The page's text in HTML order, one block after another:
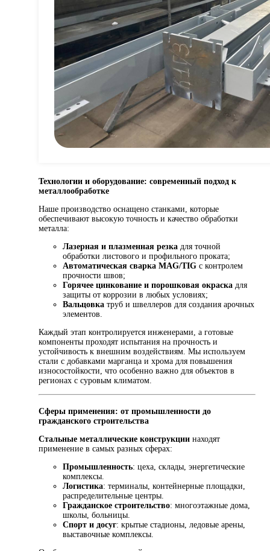
Технологии и оборудование: современный подход к
металлообработке
Наше производство оснащено станками, которые
обеспечивают высокую точность и качество обработки
металла:
Лазерная и плазменная резка для точной
обработки листового и профильного проката;
Автоматическая сварка MAG/TIG с контролем
прочности швов;
Горячее цинкование и порошковая окраска для
защиты от коррозии в любых условиях;
Вальцовка труб и швеллеров для создания арочных
элементов.
Каждый этап контролируется инженерами, а готовые
компоненты проходят испытания на прочность и
устойчивость к внешним воздействиям. Мы используем
стали с добавками марганца и хрома для повышения
износостойкости, что особенно важно для объектов в
регионах с суровым климатом.
Сферы применения: от промышленности до
гражданского строительства
Стальные металлические конструкции находят
применение в самых разных сферах:
Промышленность: цеха, склады, энергетические
комплексы.
Логистика: терминалы, контейнерные площадки,
распределительные центры.
Гражданское строительство: многоэтажные дома,
школы, больницы.
Спорт и досуг: крытые стадионы, ледовые арены,
выставочные комплексы.